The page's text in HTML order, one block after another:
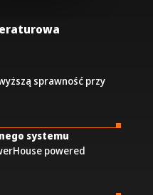
sprawność przy
systemu
powered